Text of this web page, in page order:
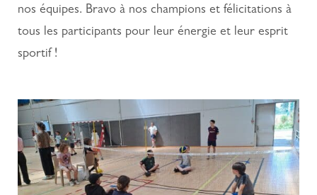
nos équipes. Bravo à nos champions et félicitations à
tous les participants pour leur énergie et leur esprit
sportif !